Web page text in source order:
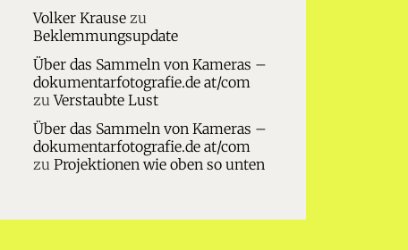
Volker Krausezu
Beklemmungsupdate
Über das Sammeln von Kameras –
dokumentarfotografie.de at/com
zuVerstaubte Lust
Über das Sammeln von Kameras –
dokumentarfotografie.de at/com
zu Projektionen wie oben so unten